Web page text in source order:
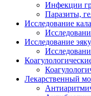
Инфекции
Паразиты,
Исследование кала
Исследование
Лекарственный